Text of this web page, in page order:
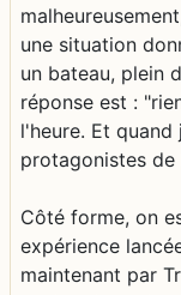
une situation
un bateau, plein
réponse est :
l'heure. Et
protagonistes de
Côté forme, on
expérience
maintenant par